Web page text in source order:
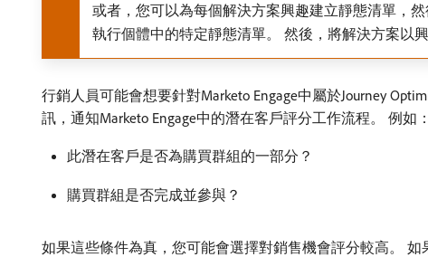
或者，您可以為每個解決方案興趣建立靜態清單，然
執行個體中的特定靜態清單。 然後，將解決方案以
行銷人員可能會想要針對Marketo Engage中屬於Journey
訊，通知Marketo Engage中的潛在客戶評分工作流程。 例如：
此潛在客戶是否為購買群組的一部分？
購買群組是否完成並參與？
如果這些條件為真，您可能會選擇對銷售機會評分較高。